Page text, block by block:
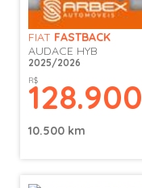
FIAT FASTBACK
AUDACE HYB
2025/2026
R$
128.900
10.500 km